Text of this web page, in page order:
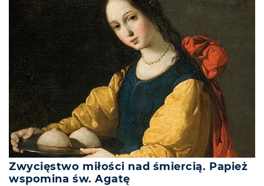
Zwycięstwo miłości nad śmiercią. Papież
wspomina św. Agatę